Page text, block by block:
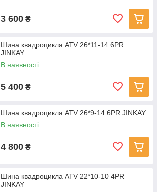
3 600 ₴
Шина квадроцикла ATV 26*11-14 6PR
JINKAY
В наявності
5 400 ₴
Шина квадроцикла ATV 26*9-14 6PR JINKAY
В наявності
4 800 ₴
Шина квадроцикла ATV 22*10-10 4PR
JINKAY